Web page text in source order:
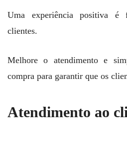
Uma experiência positiva é
clientes.
Melhore o atendimento e
compra para garantir que os
Atendimento ao